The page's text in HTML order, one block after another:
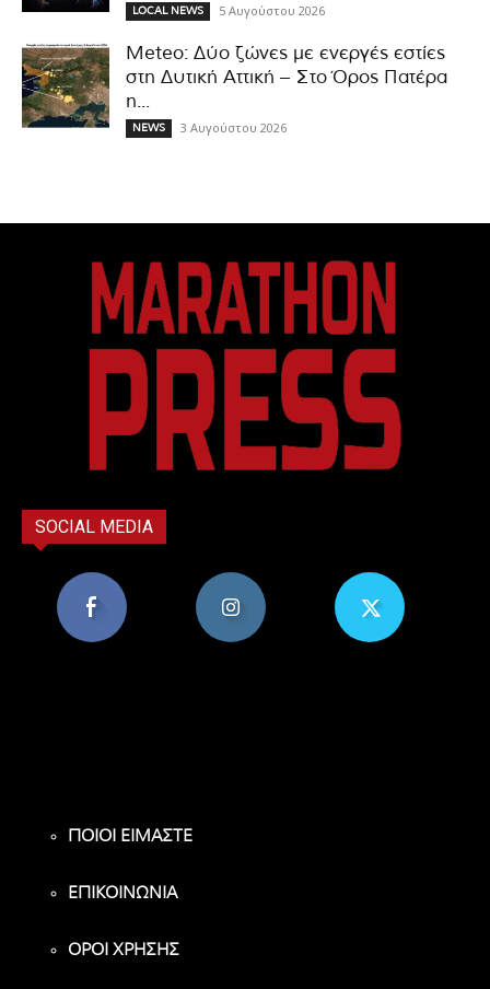
LOCAL NEWS 5 Αυγούστου 2026
Meteo: Δύο ζώνες με ενεργές εστίες
στη Δυτική Αττική – Στο Όρος Πατέρα
η...
NEWS 3 Αυγούστου 2026
SOCIAL MEDIA
ΠΟΙΟΙ ΕΙΜΑΣΤΕ
ΕΠΙΚΟΙΝΩΝΙΑ
ΟΡΟΙ ΧΡΗΣΗΣ